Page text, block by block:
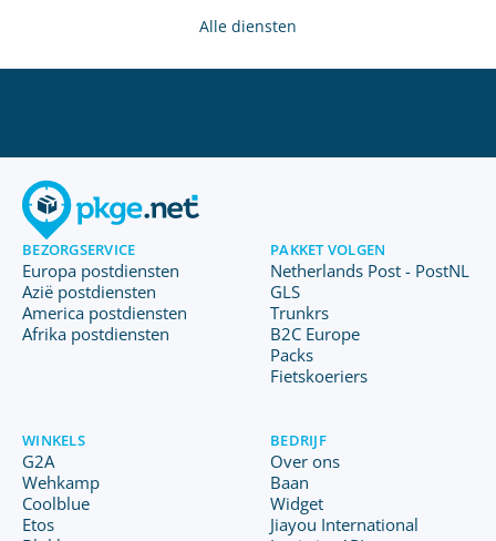
Alle diensten
BEZORGSERVICE
Europa postdiensten
Azië postdiensten
America postdiensten
Afrika postdiensten
PAKKET VOLGEN
Netherlands Post - PostNL
GLS
Trunkrs
B2C Europe
Packs
Fietskoeriers
WINKELS
G2A
Wehkamp
Coolblue
Etos
BEDRIJF
Over ons
Baan
Widget
Jiayou International